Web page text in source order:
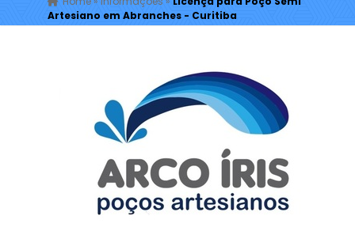
Artesiano em Abranches - Curitiba